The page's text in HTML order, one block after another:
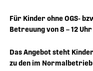
Für Kinder ohne OGS-
Betreuung von 8 – 12
Das Angebot steht
zu den im